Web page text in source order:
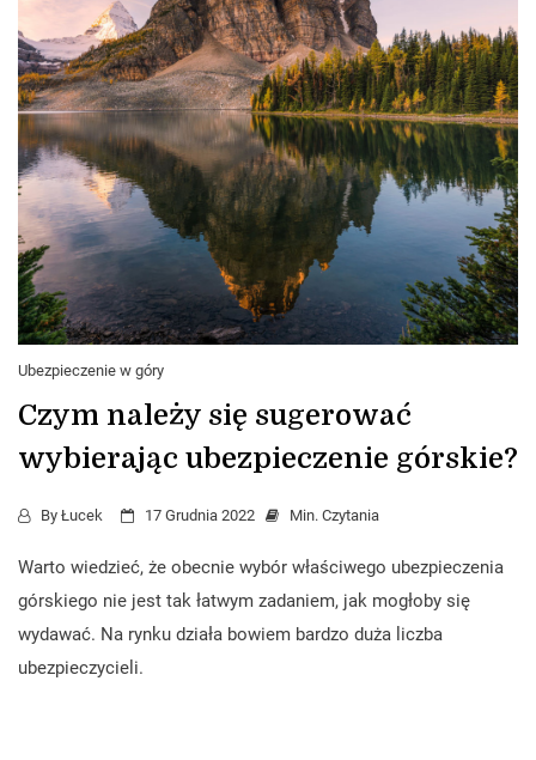
Ubezpieczenie w góry
Czym należy się sugerować
wybierając ubezpieczenie górskie?
By Łucek 17 Grudnia 2022 Min. Czytania
Warto wiedzieć, że obecnie wybór właściwego ubezpieczenia
górskiego nie jest tak łatwym zadaniem, jak mogłoby się
wydawać. Na rynku działa bowiem bardzo duża liczba
ubezpieczycieli.